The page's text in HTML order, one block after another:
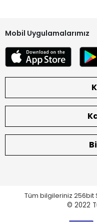
Mobil Uygulamalarımız
Tüm bilgileriniz 256bit
© 2022